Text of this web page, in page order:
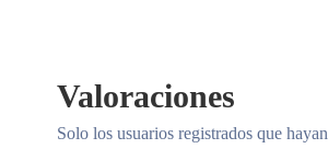
Valoraciones
Solo los usuarios registrados que